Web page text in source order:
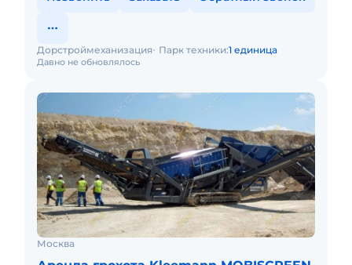
Давно не обновлялось
Дорстроймеханизация Парк техники:1 единица
Москва